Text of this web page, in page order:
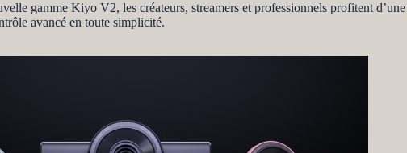
gamme Kiyo V2, les créateurs, streamers et professionnels profitent
avancé en toute simplicité.